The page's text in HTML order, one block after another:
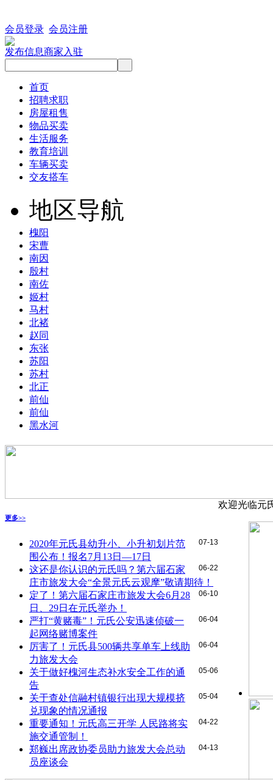
会员登录 会员注册
发布信息商家入驻
首页
招聘求职
房屋租售
物品买卖
生活服务
教育培训
车辆买卖
交友搭车
地区导航
槐阳
宋曹
南因
殷村
南佐
姬村
马村
北褚
赵同
东张
苏阳
苏村
北正
前仙
前仙
黑水河
更多>>
07-13
2020年元氏县幼升小、小升初划片范
围公布！报名7月13日—17日
06-22
这还是你认识的元氏吗？第六届石家
庄市旅发大会“全景元氏云观摩”敬请期待！
06-10
定了！第六届石家庄市旅发大会6月28
日、29日在元氏举办！
06-04
严打“黄赌毒”！元氏公安迅速侦破一
起网络赌博案件
06-04
厉害了！元氏县500辆共享单车上线助
力旅发大会
05-06
关于做好槐河生态补水安全工作的通
告
05-04
关于查处信融村镇银行出现大规模挤
兑现象的情况通报
04-22
重要通知！元氏高三开学 人民路将实
施交通管制！
04-13
郑巍出席政协委员助力旅发大会总动
员座谈会
欢迎光临元